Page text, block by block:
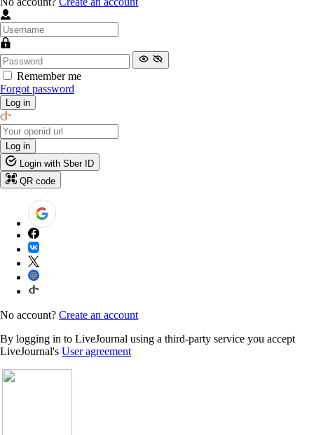
Remember me
Forgot password
Log in
Log in
Login with Sber ID
QR code
No account? Create an account
By logging in to LiveJournal using a third-party service you accept
LiveJournal's User agreement